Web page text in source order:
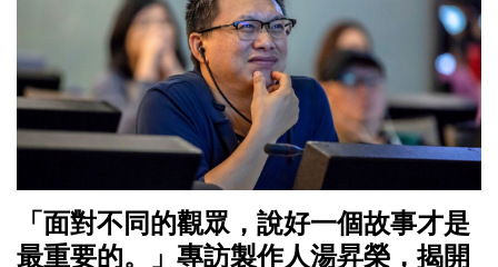
「面對不同的觀眾，說好一個故事才是
最重要的。」專訪製作人湯昇榮，揭開